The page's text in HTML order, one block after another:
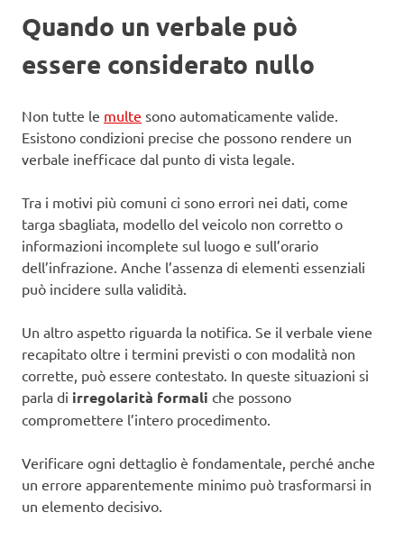
Quando un verbale può
essere considerato nullo
Non tutte le multe sono automaticamente valide.
Esistono condizioni precise che possono rendere un
verbale inefficace dal punto di vista legale.
Tra i motivi più comuni ci sono errori nei dati, come
targa sbagliata, modello del veicolo non corretto o
informazioni incomplete sul luogo e sull’orario
dell’infrazione. Anche l’assenza di elementi essenziali
può incidere sulla validità.
Un altro aspetto riguarda la notifica. Se il verbale viene
recapitato oltre i termini previsti o con modalità non
corrette, può essere contestato. In queste situazioni si
parla di irregolarità formali che possono
compromettere l’intero procedimento.
Verificare ogni dettaglio è fondamentale, perché anche
un errore apparentemente minimo può trasformarsi in
un elemento decisivo.